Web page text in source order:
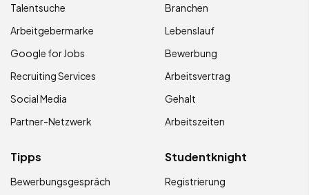
Talentsuche
Arbeitgebermarke
Google for Jobs
Recruiting Services
Social Media
Partner-Netzwerk
Branchen
Lebenslauf
Bewerbung
Arbeitsvertrag
Gehalt
Arbeitszeiten
Tipps
Bewerbungsgespräch
Studentknight
Registrierung